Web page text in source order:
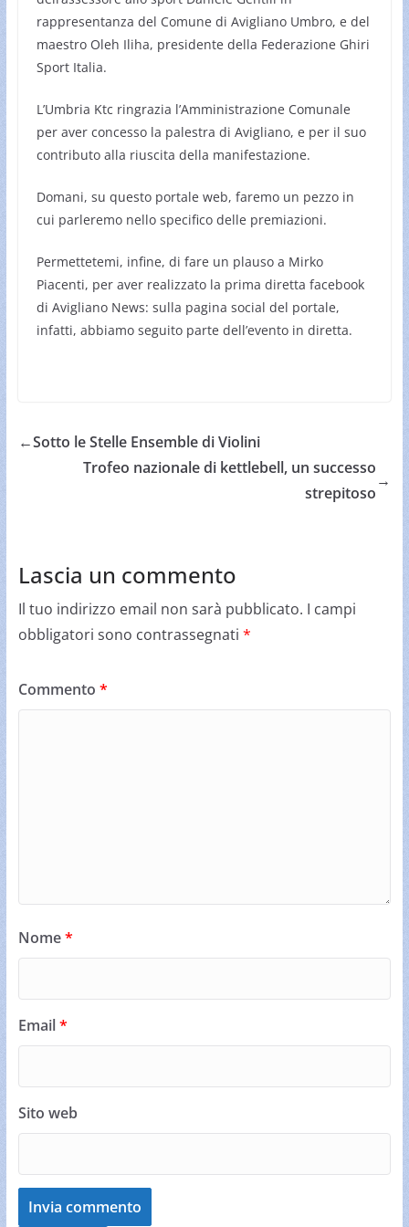
rappresentanza del Comune di Avigliano Umbro, e del
maestro Oleh Iliha, presidente della Federazione Ghiri
Sport Italia.
L’Umbria Ktc ringrazia l’Amministrazione Comunale
per aver concesso la palestra di Avigliano, e per il suo
contributo alla riuscita della manifestazione.
Domani, su questo portale web, faremo un pezzo in
cui parleremo nello specifico delle premiazioni.
Permettetemi, infine, di fare un plauso a Mirko
Piacenti, per aver realizzato la prima diretta facebook
di Avigliano News: sulla pagina social del portale,
infatti, abbiamo seguito parte dell’evento in diretta.
←Sotto le Stelle Ensemble di Violini
Trofeo nazionale di kettlebell, un successo
strepitoso
→
Lascia un commento
Il tuo indirizzo email non sarà pubblicato. I campi
obbligatori sono contrassegnati *
Commento *
Nome*
Email*
Sito web